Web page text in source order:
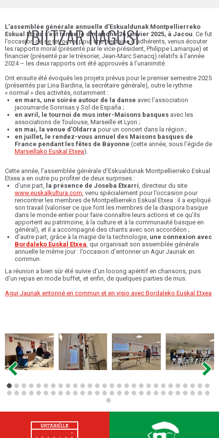
/BILTZAR NAGUSI
L’assemblée générale annuelle d’Eskualdunak Montpellierreko
Eskual Etxea s’est tenue le dimanche 26 janvier 2025, à Jacou. Ce fut
l’occasion de se retrouver pour une trentaine d’adhérents, venus écouter
les rapports moral (présenté par le vice-président, Philippe Lamarque) et
financier (présenté par le trésorier, Jean-Marc Senacq) relatifs à l’année
2024 – les deux rapports ont été approuvés à l’unanimité.
Ont ensuite été évoqués les projets prévus pour le premier semestre 2025
(présentés par Lina Bardina, la secrétaire générale), outre le rythme
« normal » des activités, notamment :
en mars, une soirée autour de la danse avec l’association
jacoumarde Sonrisas y Sol de España ;
en avril, le tournoi de mus inter-Maisons basques avec les
associations de Toulouse, Marseille et Lyon ;
en mai, la venue d’Oldarra pour un concert dans la région ;
en juillet, le rendez-vous annuel des Maisons basques de
France pendant les fêtes de Bayonne (cette année, sous l’égide de
Marseillako Euskal Etxea).
Cette année, l’assemblée générale d’Eskualdunak Montpellierreko Eskual
Etxea a en outre pu profiter de deux surprises :
d’une part, la présence de Joseba Etxarri, directeur du site
www.euskalkultura.com, venu spécialement pour l’occasion pour
rencontrer les membres de Montpellierreko Eskual Etxea : il a expliqué
son travail (valoriser ce que font les membres de la diaspora basque
dans le monde entier pour faire connaître leurs actions et ce qu’ils
apportent au patrimoine, à la culture et à la communauté basque en
général), et il a accompagné des chants avec son accordéon ;
d’autre part, grâce à la magie de la technologie, une connexion avec
Bordaleko Euskal Etxea, qui organisait son assemblée générale
annuelle le même jour : l’occasion d’entonner un Agur Jaunak en
commun.
La réunion a bien sûr été suivie d’un looong apéritif en chansons, puis
d’un repas en mode buffet, et enfin, de quelques parties de mus.
Agur Jaunak entonné en commun et en visio avec Bordaleko Euskal Etxea